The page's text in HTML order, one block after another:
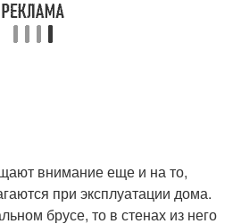
внимание еще и на то,
при эксплуатации дома.
брусе, то в стенах из него